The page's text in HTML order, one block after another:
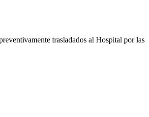
trasladados al Hospital por las